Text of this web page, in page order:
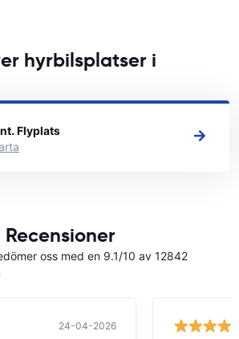
hyrbilsplatser i
biluthyrningsplatser i Larnaca
Flyplats
oss med en 9.1/10 av 12842
24-04-2026